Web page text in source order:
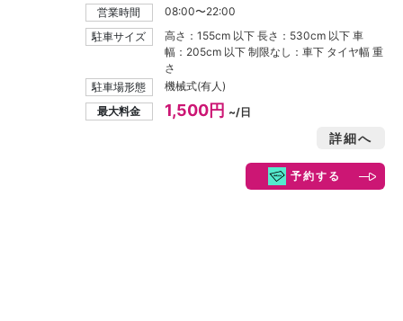
営業時間
08:00〜22:00
駐車サイズ
高さ：155cm 以下 長さ：530cm 以下 車
幅：205cm 以下 制限なし：車下 タイヤ幅 重
さ
駐車場形態
機械式(有人)
最大料金
1,500円 ~/日
詳細へ
予約する